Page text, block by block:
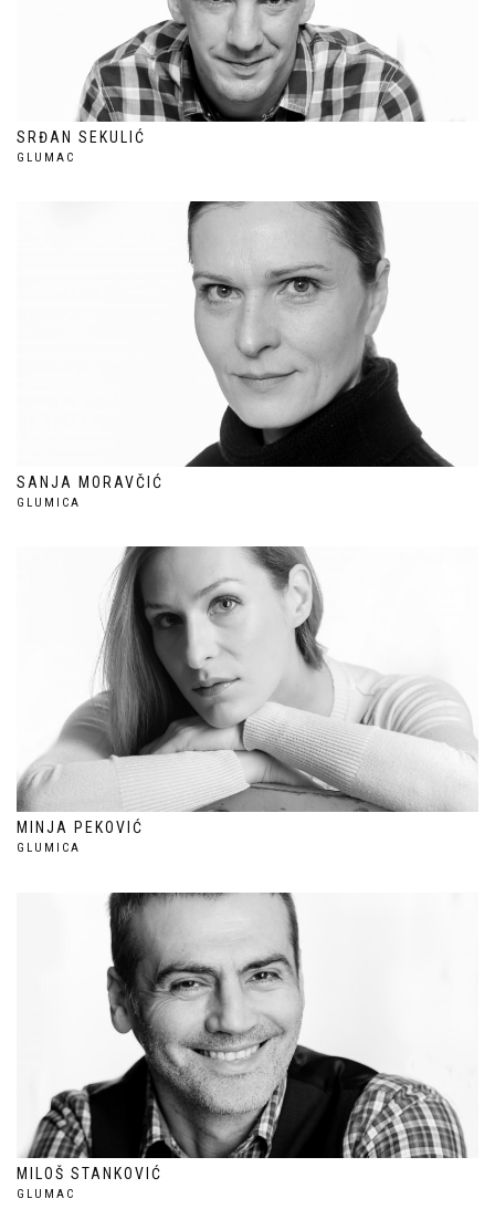
SRĐAN SEKULIĆ
GLUMAC
SANJA MORAVČIĆ
GLUMICA
MINJA PEKOVIĆ
GLUMICA
MILOŠ STANKOVIĆ
GLUMAC